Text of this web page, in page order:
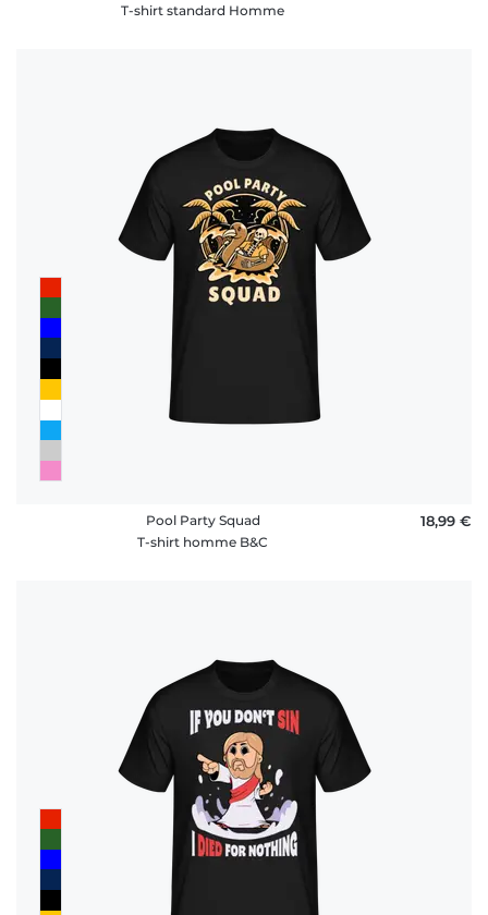
T-shirt standard Homme
Pool Party Squad
T-shirt homme B&C
18,99 €